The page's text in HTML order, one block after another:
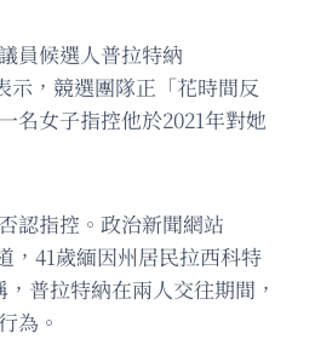
員候選人普拉特納
示，競選團隊正「花時間反
名女子指控他於2021年對她
認指控。政治新聞網站
，41歲緬因州居民拉西科特
普拉特納在兩人交往期間，
為。